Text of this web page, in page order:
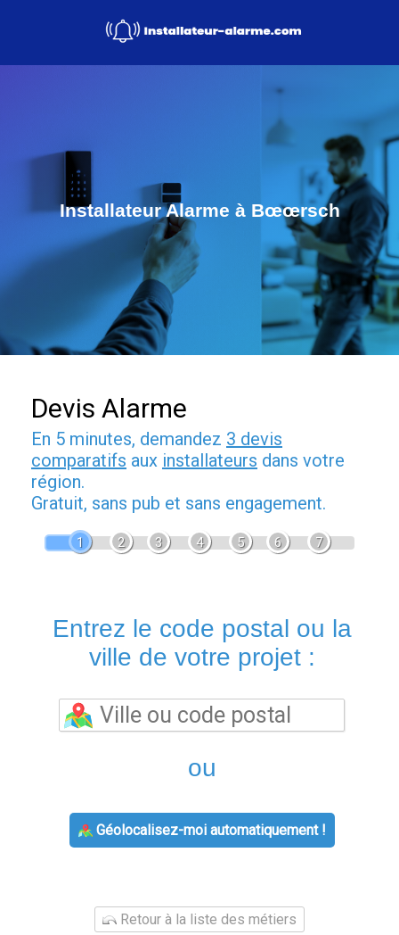
Installateur Alarme à Bœœrsch
Devis Alarme
En 5 minutes, demandez 3 devis
comparatifs aux installateurs dans votre
région.
Gratuit, sans pub et sans engagement.
1 2 3 4 5 6 7
Entrez le code postal ou la
ville de votre projet :
ou
Géolocalisez-moi automatiquement !
Retour à la liste des métiers